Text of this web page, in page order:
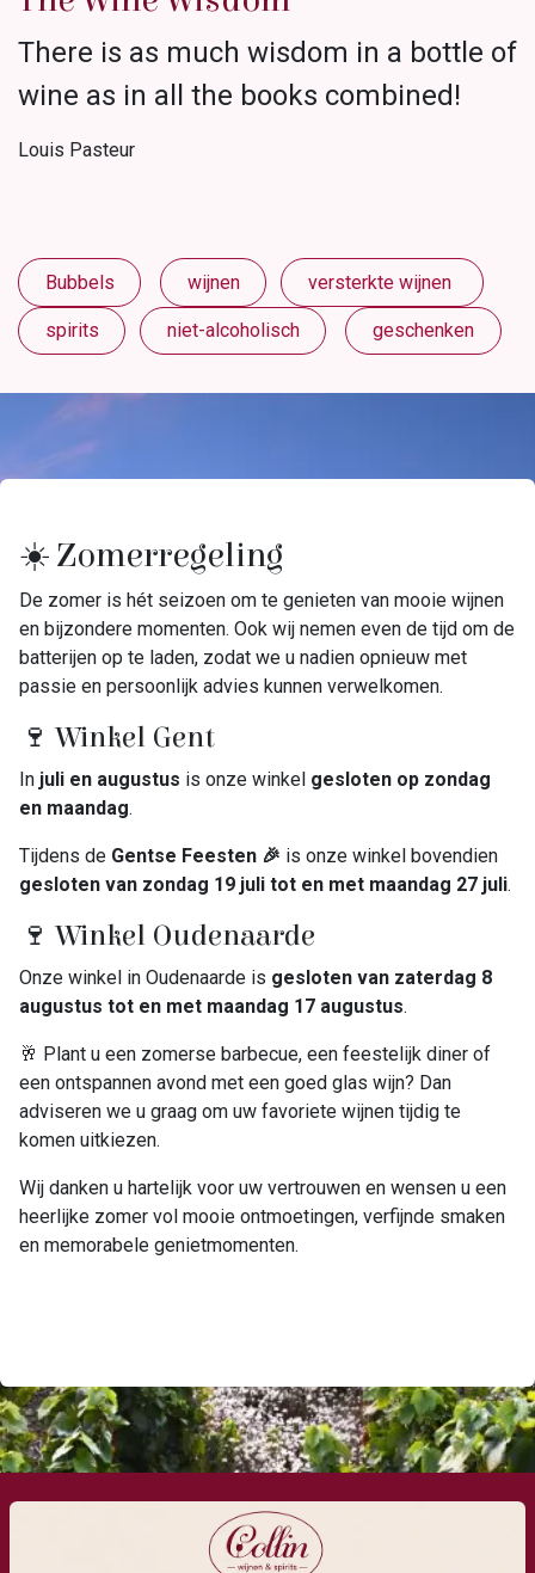
There is as much wisdom in a bottle of
wine as in all the books combined!
Louis Pasteur
Bubbels wijnen versterkte wijnen
spirits niet-alcoholisch geschenken
☀️ Zomerregeling
De zomer is hét seizoen om te genieten van mooie wijnen
en bijzondere momenten. Ook wij nemen even de tijd om de
batterijen op te laden, zodat we u nadien opnieuw met
passie en persoonlijk advies kunnen verwelkomen.
🍷 Winkel Gent
In juli en augustus is onze winkel gesloten op zondag
en maandag.
Tijdens de Gentse Feesten 🎉 is onze winkel bovendien
gesloten van zondag 19 juli tot en met maandag 27 juli.
🍷 Winkel Oudenaarde
Onze winkel in Oudenaarde is gesloten van zaterdag 8
augustus tot en met maandag 17 augustus.
🥂 Plant u een zomerse barbecue, een feestelijk diner of
een ontspannen avond met een goed glas wijn? Dan
adviseren we u graag om uw favoriete wijnen tijdig te
komen uitkiezen.
Wij danken u hartelijk voor uw vertrouwen en wensen u een
heerlijke zomer vol mooie ontmoetingen, verfijnde smaken
en memorabele genietmomenten.